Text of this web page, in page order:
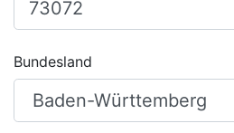
Bundesland